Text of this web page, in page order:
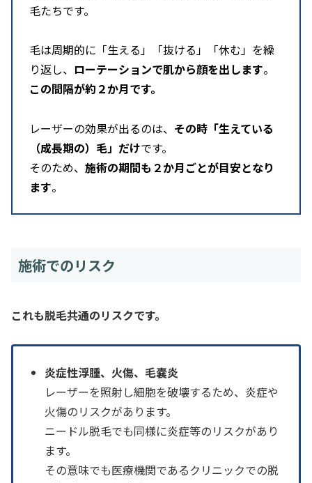
毛たちです。
毛は周期的に「生える」「抜ける」「休む」を繰
り返し、 ローテーションで肌から顔を出します。
この間隔が約２か月です。
レーザーの効果が出るのは、 その時「生えている
（成長期の）毛」だけです。
そのため、 施術の期間も２か月ごとが目安となり
ます。
施術でのリスク
これも脱毛共通のリスクです。
炎症性浮腫、火傷、毛嚢炎
レーザーを照射し細胞を破壊するため、炎症や
火傷のリスクがあります。
ニードル脱毛でも同様に炎症等のリスクがあり
ます。
その意味でも医療機関であるクリニックでの脱